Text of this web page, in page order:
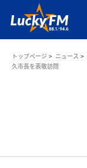
トップページ ニュース
久市長を表敬訪問